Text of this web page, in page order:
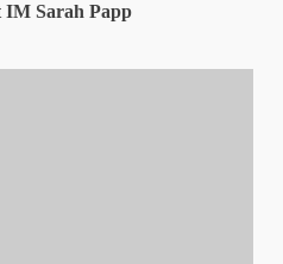
IM Sarah Papp